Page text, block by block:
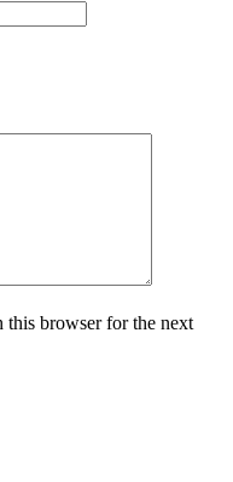
this browser for the next